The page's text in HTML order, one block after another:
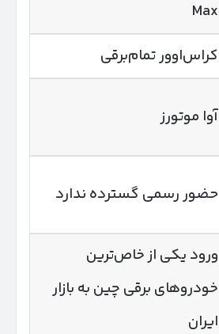
Max
کراس‌اوور تمام‌برقی
آوا موتورز
حضور رسمی گسترده ندارد
ورود یکی از خاص‌ترین
خودروهای برقی چین به بازار
ایران